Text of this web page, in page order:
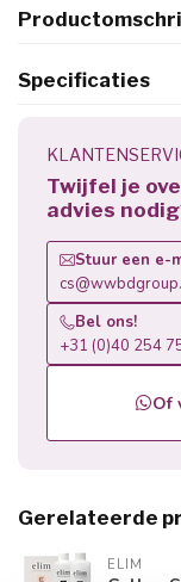
Specificaties
Twijfel je
advies
Stuur een e-
Bel ons!
+31 (0)40 254
Of
Gerelateerde
ELIM